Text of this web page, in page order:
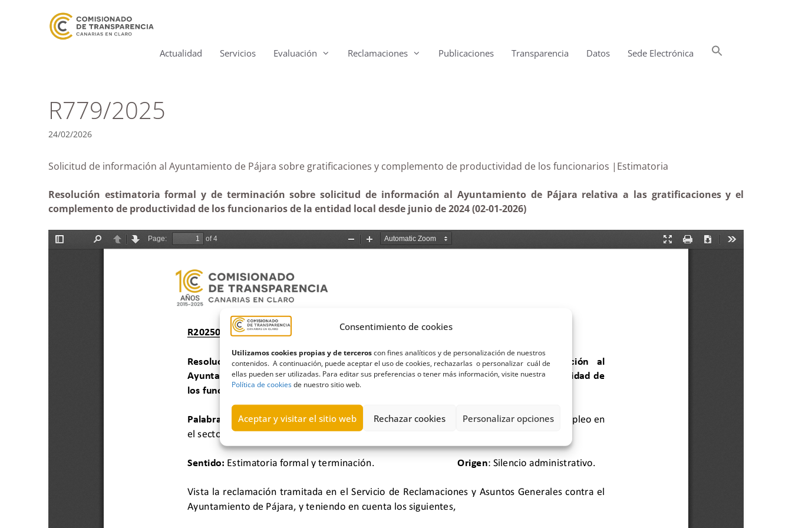
Consentimiento de cookies
Utilizamos cookies propias y de terceroscon fines analíticos y de personalización de nuestros
contenidos. A continuación, puede aceptar el uso de cookies, rechazarlas o personalizar cuál de
ellas pueden ser utilizadas. Para editar sus preferencias o tener más información, visite nuestra
Política de cookiesde nuestro sitio web.
Aceptar y visitar el sitio web Rechazar cookies Personalizar opciones
Actualidad Servicios Evaluación Reclamaciones Publicaciones Transparencia Datos Sede Electrónica
R779/2025
24/02/2026
Solicitud de información al Ayuntamiento de Pájara sobre gratificaciones y complemento de productividad de los funcionarios |Estimatoria
Resolución estimatoria formal y de terminación sobre solicitud de información al Ayuntamiento de Pájara relativa a las gratificaciones y el
complemento de productividad de los funcionarios de la entidad local desde junio de 2024 (02-01-2026)